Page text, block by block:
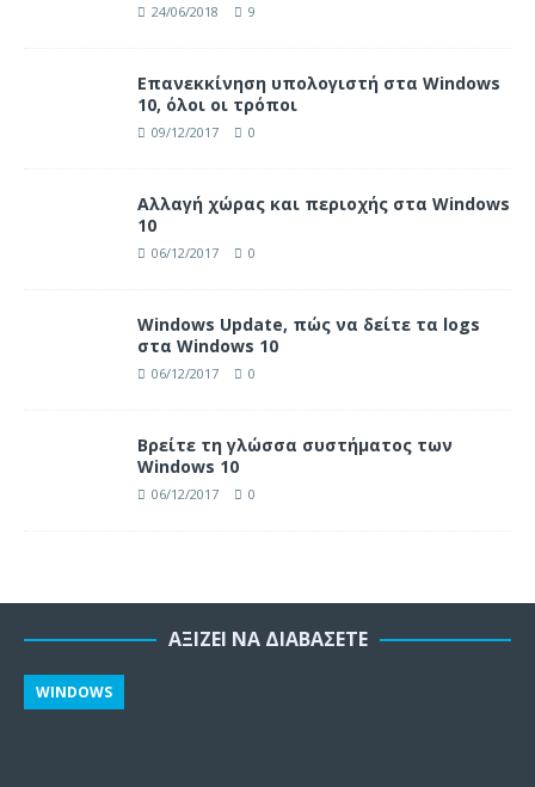
24/06/2018 9
Επανεκκίνηση υπολογιστή στα Windows
10, όλοι οι τρόποι
09/12/2017 0
Αλλαγή χώρας και περιοχής στα Windows
10
06/12/2017 0
Windows Update, πώς να δείτε τα logs
στα Windows 10
06/12/2017 0
Βρείτε τη γλώσσα συστήματος των
Windows 10
06/12/2017 0
ΑΞΊΖΕΙ ΝΑ ΔΙΑΒΆΣΕΤΕ
WINDOWS